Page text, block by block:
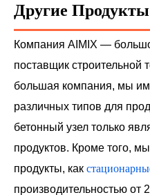
Другие
Компания AIMIX —
поставщик строительной
большая компания, мы
различных типов для
бетонный узел только
продуктов. Кроме того,
продукты, как
производительностью